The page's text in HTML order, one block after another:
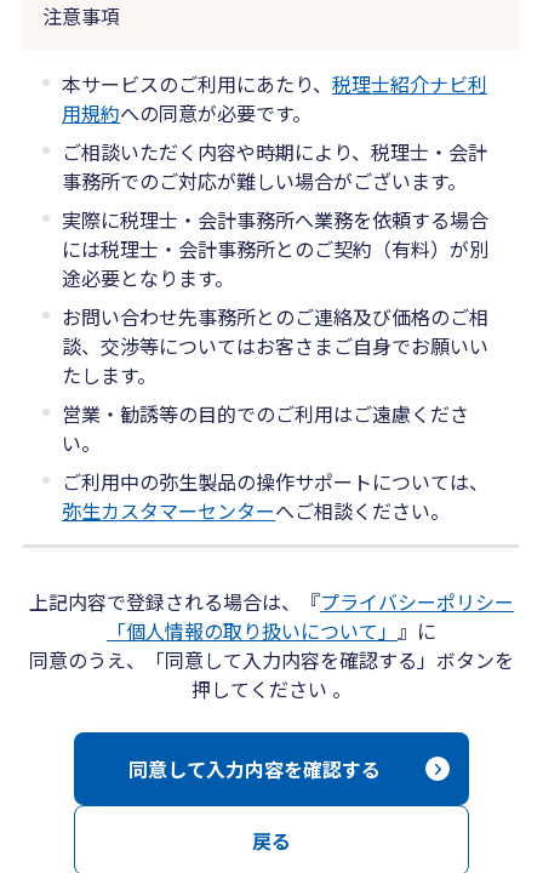
注意事項
本サービスのご利用にあたり、税理士紹介ナビ利
用規約への同意が必要です。
ご相談いただく内容や時期により、税理士・会計
事務所でのご対応が難しい場合がございます。
実際に税理士・会計事務所へ業務を依頼する場合
には税理士・会計事務所とのご契約（有料）が別
途必要となります。
お問い合わせ先事務所とのご連絡及び価格のご相
談、交渉等についてはお客さまご自身でお願いい
たします。
営業・勧誘等の目的でのご利用はご遠慮くださ
い。
ご利用中の弥生製品の操作サポートについては、
弥生カスタマーセンターへご相談ください。
上記内容で登録される場合は、『プライバシーポリシー
「個人情報の取り扱いについて」 』に
同意のうえ、「同意して入力内容を確認する」ボタンを
押してください 。
戻る
同意して入力内容を確認する